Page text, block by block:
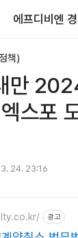
에프디비엔 경
책)
만
스포
24. 23:16
광고